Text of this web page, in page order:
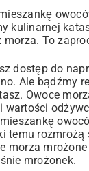
kulinarnej
To
dostęp do
Ale bądźmy
Owoce
wartości
temu
morza
mrożonek.